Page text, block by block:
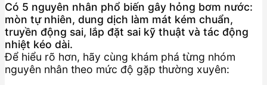
Có 5 nguyên nhân phổ biến gây hỏng bơm nước:
mòn tự nhiên, dung dịch làm mát kém chuẩn,
truyền động sai, lắp đặt sai kỹ thuật và tác động
nhiệt kéo dài.
Để hiểu rõ hơn, hãy cùng khám phá từng nhóm
nguyên nhân theo mức độ gặp thường xuyên: